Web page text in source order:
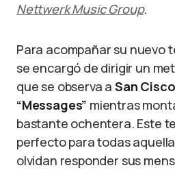
Nettwerk Music Group.
Para acompañar su nuevo
se encargó de dirigir un
que se observa a San Cisco
“Messages” mientras
bastante ochentera. Este
perfecto para todas
olvidan responder sus